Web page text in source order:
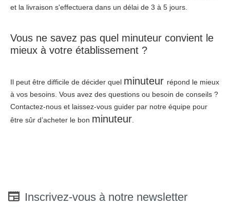
et la livraison s'effectuera dans un délai de 3 à 5 jours.
Vous ne savez pas quel minuteur convient le
mieux à votre établissement ?
Il peut être difficile de décider quel minuteur répond le mieux
à vos besoins. Vous avez des questions ou besoin de conseils ?
Contactez-nous et laissez-vous guider par notre équipe pour
être sûr d’acheter le bon minuteur.
Inscrivez-vous à notre newsletter